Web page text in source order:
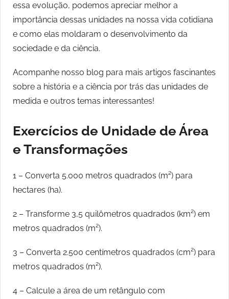
essa evolução, podemos apreciar melhor a
importância dessas unidades na nossa vida cotidiana
e como elas moldaram o desenvolvimento da
sociedade e da ciência.
Acompanhe nosso blog para mais artigos fascinantes
sobre a história e a ciência por trás das unidades de
medida e outros temas interessantes!
Exercícios de Unidade de Área
e Transformações
1 – Converta 5.000 metros quadrados (m²) para
hectares (ha).
2 – Transforme 3,5 quilômetros quadrados (km²) em
metros quadrados (m²).
3 – Converta 2.500 centímetros quadrados (cm²) para
metros quadrados (m²).
4 – Calcule a área de um retângulo com